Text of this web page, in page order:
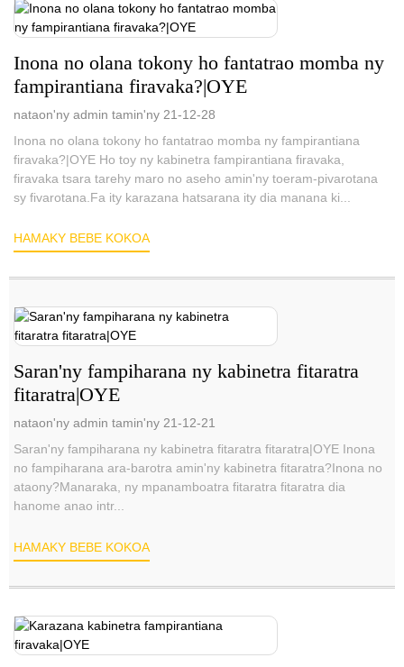
Inona no olana tokony ho fantatrao momba ny
fampirantiana firavaka?|OYE
nataon'ny admin tamin'ny 21-12-28
Inona no olana tokony ho fantatrao momba ny fampirantiana
firavaka?|OYE Ho toy ny kabinetra fampirantiana firavaka,
firavaka tsara tarehy maro no aseho amin'ny toeram-pivarotana
sy fivarotana.Fa ity karazana hatsarana ity dia manana ki...
HAMAKY BEBE KOKOA
Saran'ny fampiharana ny kabinetra fitaratra
fitaratra|OYE
nataon'ny admin tamin'ny 21-12-21
Saran'ny fampiharana ny kabinetra fitaratra fitaratra|OYE Inona
no fampiharana ara-barotra amin'ny kabinetra fitaratra?Inona no
ataony?Manaraka, ny mpanamboatra fitaratra fitaratra dia
hanome anao intr...
HAMAKY BEBE KOKOA